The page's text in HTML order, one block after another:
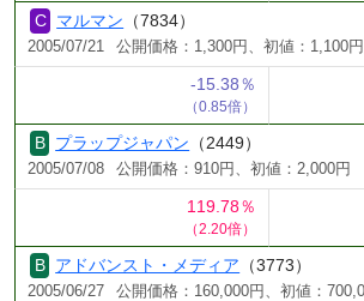
マルマン （7834）
2005/07/21 公開価格：1,300円、初値：1,100円
-15.38％
（0.85倍）
プラップジャパン （2449）
2005/07/08 公開価格：910円、初値：2,000円
119.78％
（2.20倍）
アドバンスト・メディア （3773）
2005/06/27 公開価格：160,000円、初値：